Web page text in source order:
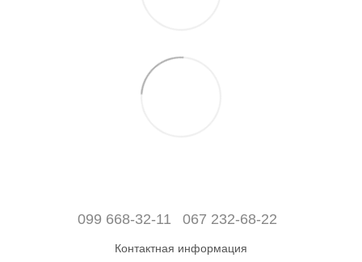
099 668-32-11 067 232-68-22
Контактная информация